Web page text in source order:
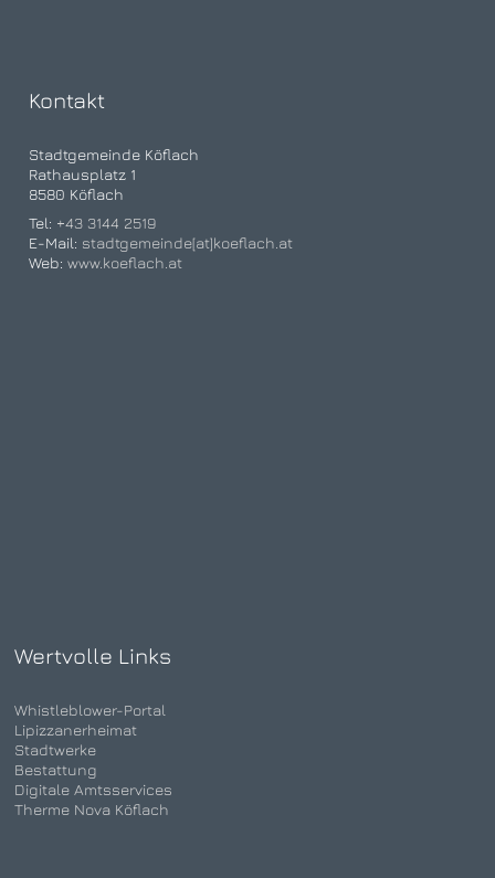
Kontakt
Stadtgemeinde Köflach
Rathausplatz 1
8580 Köflach
Tel: +43 3144 2519
E-Mail: stadtgemeinde[at]koeflach.at
Web:www.koeflach.at
Wertvolle Links
Whistleblower-Portal
Lipizzanerheimat
Stadtwerke
Bestattung
Digitale Amtsservices
Therme Nova Köflach